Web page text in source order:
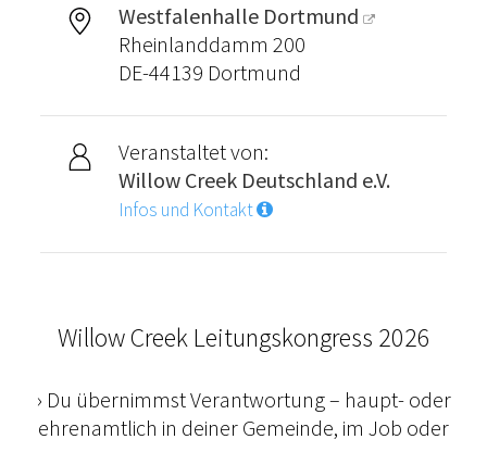
Westfalenhalle Dortmund
Rheinlanddamm 200
DE-44139 Dortmund
Veranstaltet von:
Willow Creek Deutschland e.V.
Infos und Kontakt
Willow Creek Leitungskongress 2026
› Du übernimmst Verantwortung – haupt- oder
ehrenamtlich in deiner Gemeinde, im Job oder